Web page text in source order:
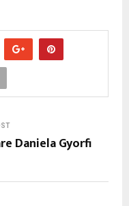
Daniela Gyorfi